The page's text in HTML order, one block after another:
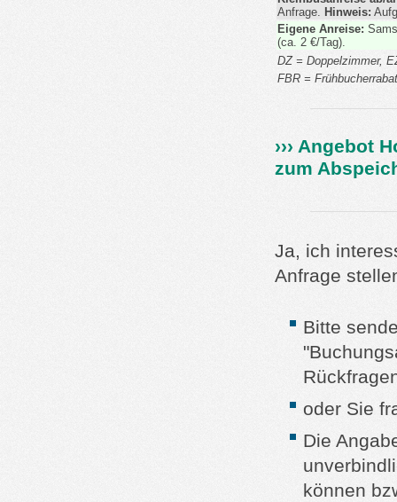
Anfrage. Hinweis:
Eigene Anreise:
(ca. 2 €/Tag).
DZ = Doppelzimmer,
FBR =
››› Angebot
zum
Ja, ich
Anfrage
Bitte
oder Sie
Die
können